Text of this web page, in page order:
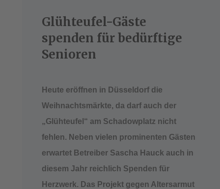
Glühteufel-Gäste
spenden für bedürftige
Senioren
Heute eröffnen in Düsseldorf die
Weihnachtsmärkte, da darf auch der
„Glühteufel“ am Schadowplatz nicht
fehlen. Neben vielen prominenten Gästen
erwartet Betreiber Sascha Hauck auch in
diesem Jahr reichlich Spenden für
Herzwerk. Das Projekt gegen Altersarmut